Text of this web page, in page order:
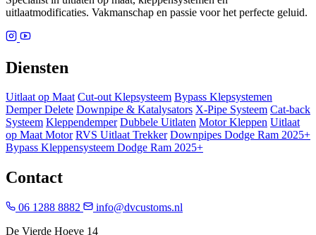
uitlaatmodificaties. Vakmanschap en passie voor het perfecte geluid.
Diensten
Uitlaat op Maat Cut-out Klepsysteem Bypass Klepsystemen
Demper Delete Downpipe & Katalysators X-Pipe Systeem Cat-back
Systeem Kleppendemper Dubbele Uitlaten Motor Kleppen Uitlaat
op Maat Motor RVS Uitlaat Trekker Downpipes Dodge Ram 2025+
Bypass Kleppensysteem Dodge Ram 2025+
Contact
06 1288 8882
info@dvcustoms.nl
De Vierde Hoeve 14